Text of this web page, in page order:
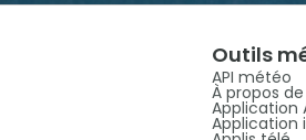
Outils
API météo
À propos
Application
Application